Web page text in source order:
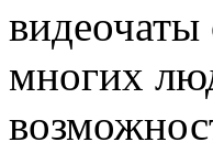
многих